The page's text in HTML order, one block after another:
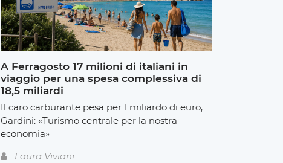
A Ferragosto 17 milioni di italiani in
viaggio per una spesa complessiva di
18,5 miliardi
Il caro carburante pesa per 1 miliardo di euro,
Gardini: «Turismo centrale per la nostra
economia»
Laura Viviani